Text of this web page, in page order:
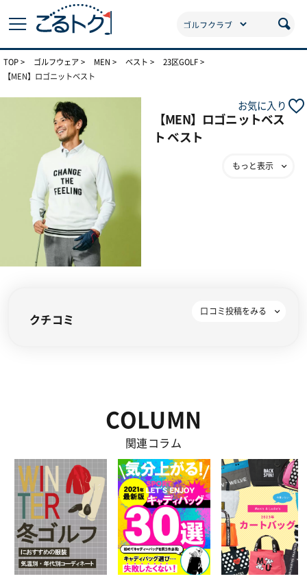
TOP ゴルフウェア MEN ベスト
23区GOLF
【MEN】ロゴニットベスト
【MEN】ロゴニットベス
ト ベスト
お気に入り
クチコミ
COLUMN
関連コラム